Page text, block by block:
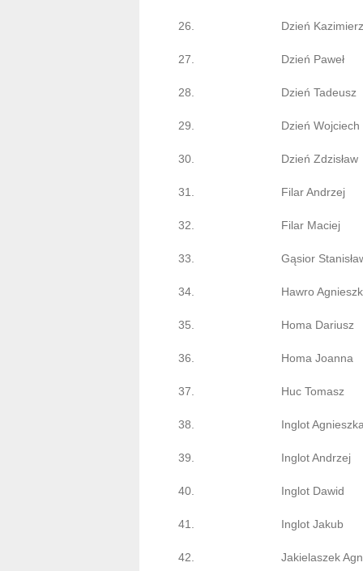
26. Dzień Kazimierz
27. Dzień Paweł
28. Dzień Tadeusz
29. Dzień Wojciech
30. Dzień Zdzisław
31. Filar Andrzej
32. Filar Maciej
33. Gąsior
34. Hawro
35. Homa Dariusz
36. Homa Joanna
37. Huc Tomasz
38. Inglot Agnieszka
39. Inglot Andrzej
40. Inglot Dawid
41. Inglot Jakub
42. Jakielaszek